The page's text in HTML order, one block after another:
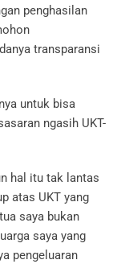
penghasilan
transparansi
untuk bisa
ngasih UKT-
hal itu tak lantas
atas UKT yang
saya bukan
saya yang
pengeluaran